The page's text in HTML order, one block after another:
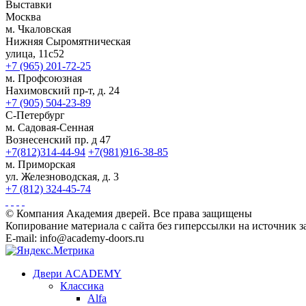
Выставки
Москва
м. Чкаловская
Нижняя Сыромятническая
улица, 11с52
+7 (965) 201-72-25
м. Профсоюзная
Нахимовский пр-т, д. 24
+7 (905) 504-23-89
С-Петербург
м. Садовая-Сенная
Вознесенский пр. д 47
+7(812)314-44-94 +7(981)916-38-85
м. Приморская
ул. Железноводская, д. 3
+7 (812) 324-45-74
© Компания Академия дверей. Все права защищены
Копирование материала с сайта без гиперссылки на источник
E-mail: info@academy-doors.ru
Двери ACADEMY
Классика
Alfa